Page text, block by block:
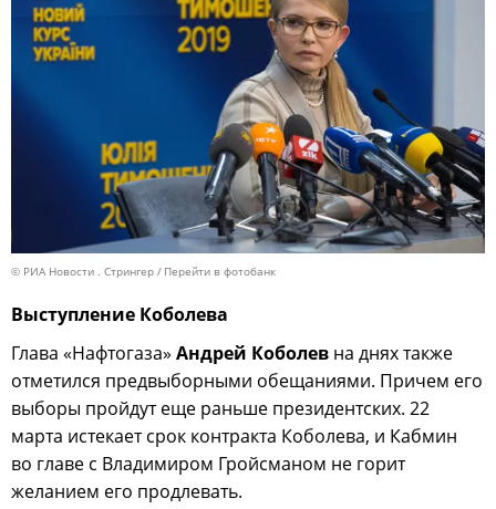
© РИА Новости . Стрингер Перейти в фотобанк
Выступление Коболева
Глава «Нафтогаза» Андрей Коболев на днях также
отметился предвыборными обещаниями. Причем его
выборы пройдут еще раньше президентских. 22
марта истекает срок контракта Коболева, и Кабмин
во главе с Владимиром Гройсманом не горит
желанием его продлевать.